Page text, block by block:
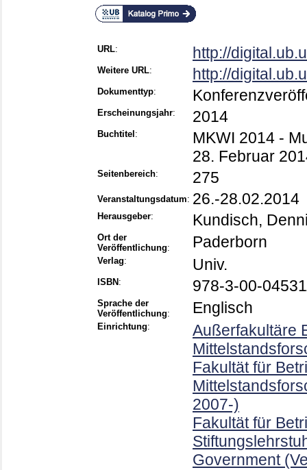
URL: http://
Weitere URL: http://
Dokumenttyp:
Erscheinungsjahr: 2014
Buchtitel :
MKWI 2014 -
28. Februar
Seitenbereich: 275
Veranstaltungsdatum: 26.-28.02.2014
Herausgeber: Kundisch,
Ort der
Veröffentlichung: Paderborn
Verlag: Univ.
ISBN : 978-3-00-
Sprache der
Veröffentlichung: Englisch
Einrichtung:
Außerfakultäre
Fakultät für
2007-)
Fakultät für
Government